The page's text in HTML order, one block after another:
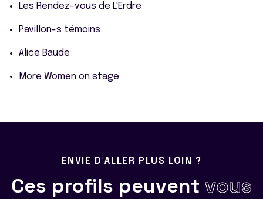
Les Rendez-vous de L'Erdre
Pavillon-s témoins
Alice Baude
More Women on stage
ENVIE D'ALLER PLUS LOIN ?
Ces profils peuvent vous